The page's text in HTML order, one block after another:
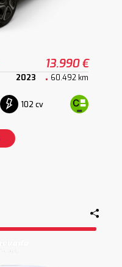
13.990 €
2023 60.492 km
102 cv